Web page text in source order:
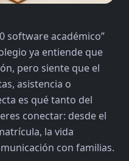
software académico”
ya entiende que
pero siente que el
asistencia o
es qué tanto del
conectar: desde el
la vida
con familias.